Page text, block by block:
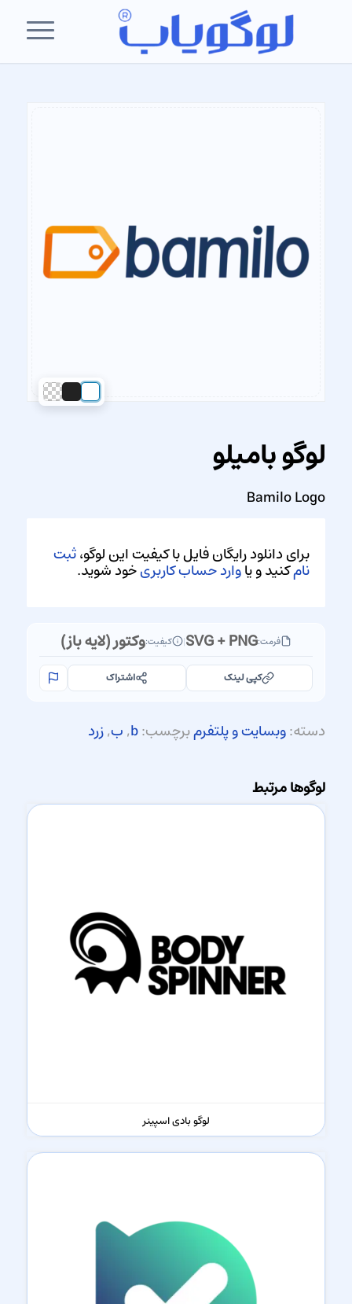
لوگو بامیلو
Bamilo Logo
برای دانلود رایگان فایل با کیفیت این لوگو،ثبت
نامکنید و یاوارد حساب کاربریخود شوید.
فرمت:SVG + PNG
| کیفیت:وکتور (لایه باز)
کپی لینک اشتراک
دسته:وبسایت و پلتفرمبرچسب:b
,ب,زرد
لوگوها مرتبط
لوگو بادی اسپینر